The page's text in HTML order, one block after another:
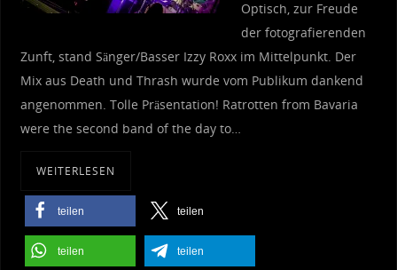
Optisch, zur Freude
der fotografierenden
Zunft, stand Sänger/Basser Izzy Roxx im Mittelpunkt. Der
Mix aus Death und Thrash wurde vom Publikum dankend
angenommen. Tolle Präsentation! Ratrotten from Bavaria
were the second band of the day to…
WEITERLESEN
teilen teilen
teilen teilen